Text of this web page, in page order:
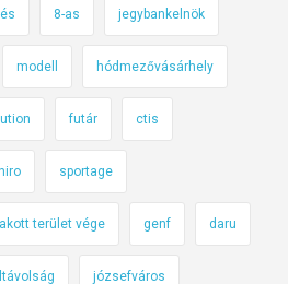
8-as jegybankelnök
modell hódmezővásárhely
futár ctis
sportage
lakott terület vége genf daru
józsefváros